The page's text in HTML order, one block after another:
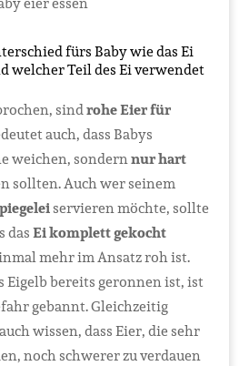
fürs Baby wie das Ei
welcher Teil des Ei verwendet
sindrohe Eier für
auch, dass Babys
weichen, sondernnur hart
sollten. Auch wer seinem
servieren möchte, sollte
dasEi komplett gekocht
mehr im Ansatz roh ist.
Eigelb bereits geronnen ist, ist
gebannt. Gleichzeitig
wissen, dass Eier, die sehr
noch schwerer zu verdauen